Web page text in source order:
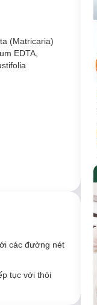
gia tăng độ
chậm quá
ẩm hữu ích
(Matricaria)
EDTA,
các đường nét
tục với thói